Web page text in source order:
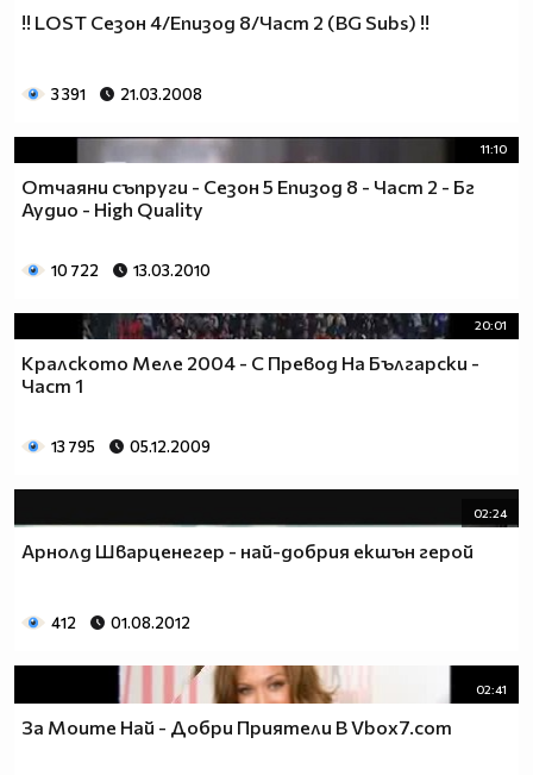
!! LOST Сезон 4/Епизод 8/Част 2 (BG Subs) !!
3 391 21.03.2008
11:10
Отчаяни съпруги - Сезон 5 Епизод 8 - Част 2 - Бг
Аудио - High Quality
10 722 13.03.2010
20:01
Кралското Меле 2004 - С Превод На Български -
Част 1
13 795 05.12.2009
02:24
Арнолд Шварценегер - най-добрия екшън герой
412 01.08.2012
02:41
За Моите Най - Добри Приятели В Vbox7.com